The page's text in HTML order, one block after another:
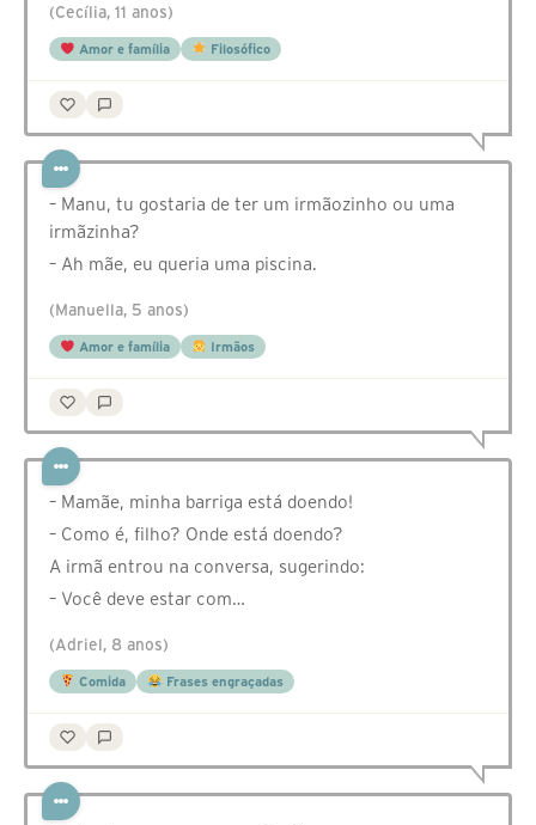
(Cecília, 11 anos)
Amor e família Filosófico
– Manu, tu gostaria de ter um irmãozinho ou uma
irmãzinha?
– Ah mãe, eu queria uma piscina.
(Manuella, 5 anos)
Amor e família Irmãos
– Mamãe, minha barriga está doendo!
– Como é, filho? Onde está doendo?
A irmã entrou na conversa, sugerindo:
– Você deve estar com…
(Adriel, 8 anos)
Comida Frases engraçadas